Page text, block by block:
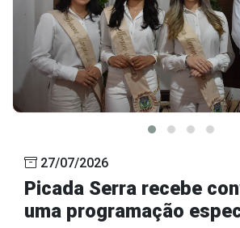
27/07/2026
Picada Serra recebe
uma programação